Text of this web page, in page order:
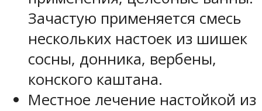
Зачастую применяется смесь
нескольких настоек из шишек
сосны, донника, вербены,
конского каштана.
Местное лечение настойкой из